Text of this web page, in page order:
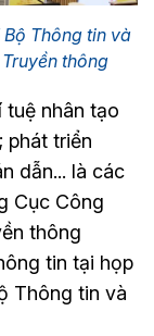
Thông tin và
thông
nhân tạo
phát triển
dẫn... là các
Cục Công
thông
tin tại họp
Thông tin và